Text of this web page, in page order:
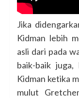
Jika
Kidman lebih
asli dari pada
baik-baik
Kidman ketika
mulut